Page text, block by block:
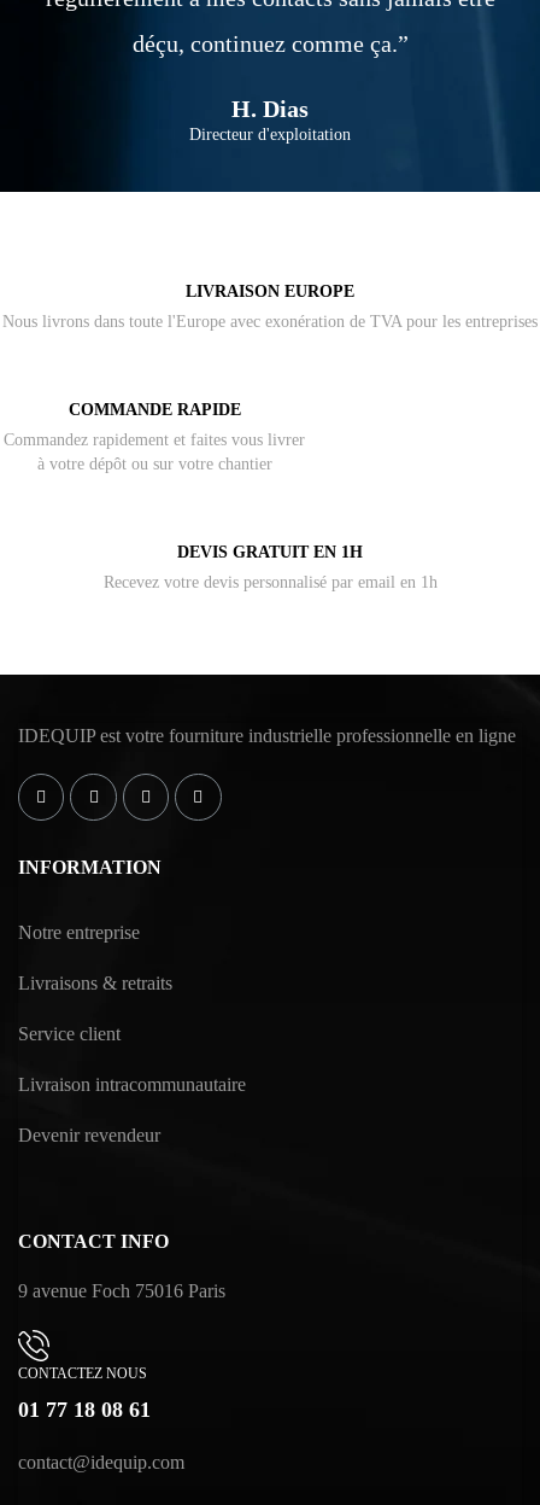
déçu, continuez comme ça.”
H. Dias
Directeur d'exploitation
LIVRAISON EUROPE
Nous livrons dans toute l'Europe avec exonération de TVA pour les entreprises
COMMANDE RAPIDE
Commandez rapidement et faites vous livrer
à votre dépôt ou sur votre chantier
DEVIS GRATUIT EN 1H
Recevez votre devis personnalisé par email en 1h
IDEQUIP est votre fourniture industrielle professionnelle en ligne
INFORMATION
Notre entreprise
Livraisons & retraits
Service client
Livraison intracommunautaire
Devenir revendeur
CONTACT INFO
9 avenue Foch 75016 Paris
CONTACTEZ NOUS
01 77 18 08 61
contact@idequip.com